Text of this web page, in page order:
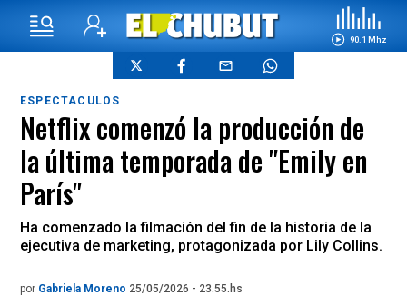
90.1 Mhz
ESPECTACULOS
Netflix comenzó la producción de
la última temporada de "Emily en
París"
Ha comenzado la filmación del fin de la historia de la
ejecutiva de marketing, protagonizada por Lily Collins.
por Gabriela Moreno 25/05/2026 - 23.55.hs